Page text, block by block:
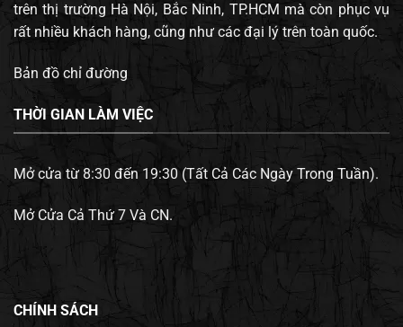
trên thị trường Hà Nội, Bắc Ninh, TP.HCM mà còn phục vụ
rất nhiều khách hàng, cũng như các đại lý trên toàn quốc.
Bản đồ chỉ đường
THỜI GIAN LÀM VIỆC
Mở cửa từ 8:30 đến 19:30 (Tất Cả Các Ngày Trong Tuần).
Mở Cửa Cả Thứ 7 Và CN.
CHÍNH SÁCH